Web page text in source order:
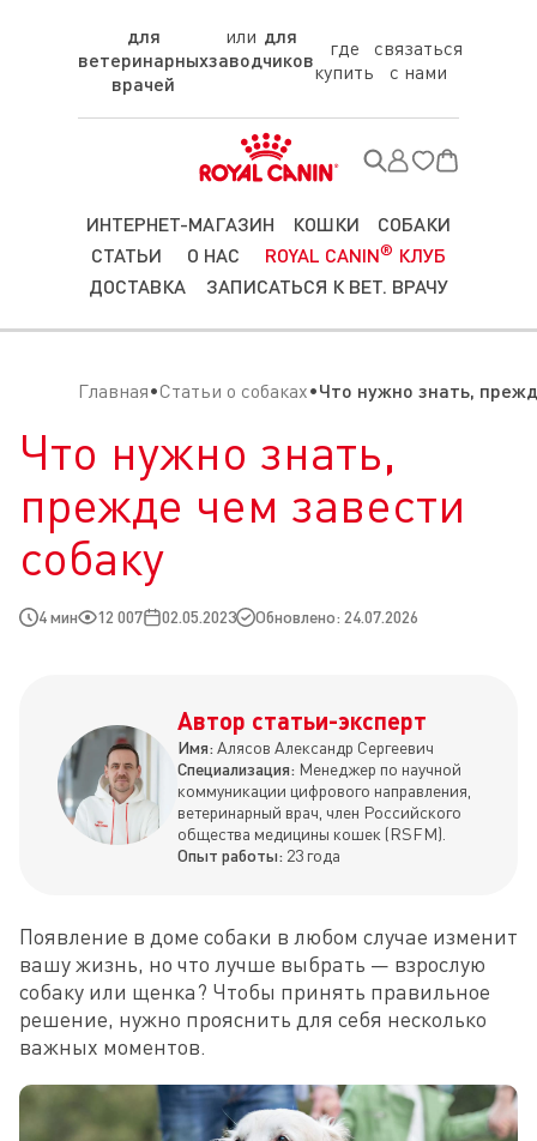
для
ветеринарных
врачей
для
заводчиков
где
купить
связаться
с нами
ИНТЕРНЕТ-МАГАЗИН КОШКИ
СОБАКИ
СТАТЬИ
О НАС ROYAL CANIN® КЛУБ
ДОСТАВКА
ЗАПИСАТЬСЯ К ВЕТ. ВРАЧУ
Главная Статьи о собаках Что нужно знать,
Что нужно знать,
прежде чем завести
собаку
4 мин 12 007 02.05.2023 Обновлено: 24.07.2026
Автор статьи-эксперт
Имя: Алясов Александр Сергеевич
Специализация: Менеджер по научной
коммуникации цифрового направления,
ветеринарный врач, член Российского
общества медицины кошек (RSFM).
Опыт работы: 23 года
Появление в доме собаки в любом случае изменит
вашу жизнь, но что лучше выбрать — взрослую
собаку или щенка? Чтобы принять правильное
решение, нужно прояснить для себя несколько
важных моментов.